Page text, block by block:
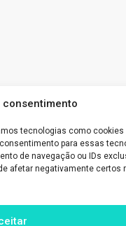
consentimento
tecnologias como cookies
para essas
de navegação ou IDs
afetar negativamente certos